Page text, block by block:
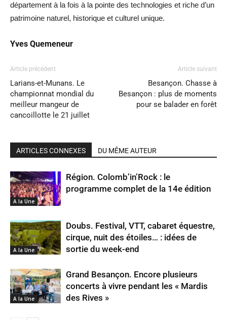
département à la fois à la pointe des technologies et riche d’un
patrimoine naturel, historique et culturel unique.
Yves Quemeneur
Article précédent
Larians-et-Munans. Le
championnat mondial du
meilleur mangeur de
cancoillotte le 21 juillet
Article suivant
Besançon. Chasse à
Besançon : plus de moments
pour se balader en forêt
ARTICLES CONNEXES DU MÊME AUTEUR
A la Une
Région. Colomb’in’Rock : le
programme complet de la 14e édition
A la Une
Doubs. Festival, VTT, cabaret équestre,
cirque, nuit des étoiles… : idées de
sortie du week-end
A la Une
Grand Besançon. Encore plusieurs
concerts à vivre pendant les « Mardis
des Rives »